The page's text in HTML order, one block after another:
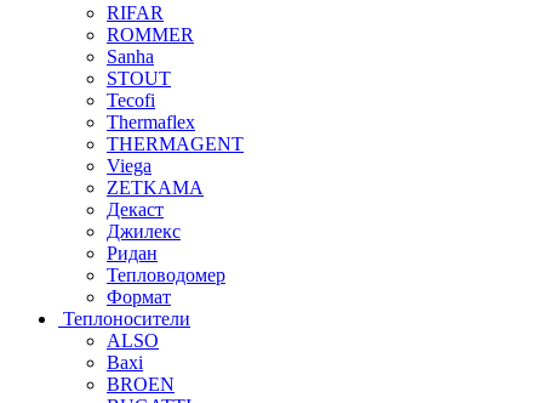
RIFAR
ROMMER
Sanha
STOUT
Tecofi
Thermaflex
THERMAGENT
Viega
ZETKAMA
Декаст
Джилекс
Ридан
Тепловодомер
Формат
Теплоносители
ALSO
Baxi
BROEN